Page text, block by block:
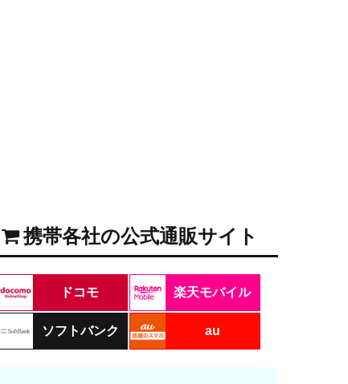
携帯各社の公式通販サイト
ドコモ 楽天モバイル
ソフトバンク au